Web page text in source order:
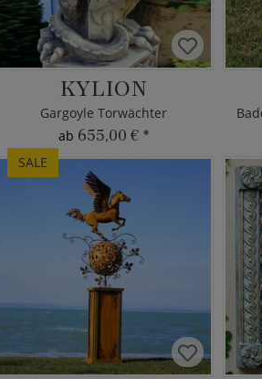
KYLION
Gargoyle Torwächter
ab 655,00 € *
SALE